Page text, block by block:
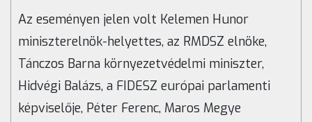
Az eseményen jelen volt Kelemen Hunor
miniszterelnök-helyettes, az RMDSZ elnöke,
Tánczos Barna környezetvédelmi miniszter,
Hidvégi Balázs, a FIDESZ európai parlamenti
képviselője, Péter Ferenc, Maros Megye